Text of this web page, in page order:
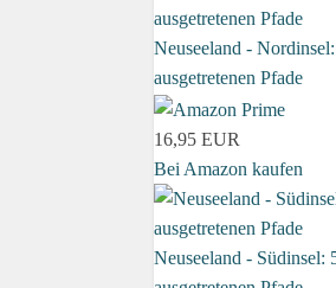
Neuseeland -
ausgetretenen Pfade
16,95 EUR
Bei Amazon kaufen
Neuseeland - Südinsel: